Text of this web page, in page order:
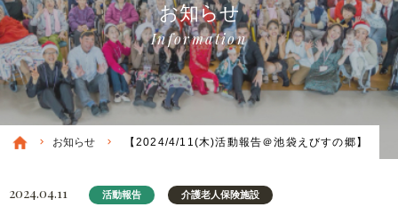
お知らせ
Information
お知らせ 【2024/4/11(木)活動報告＠池袋えびすの郷】
2024.04.11 活動報告 介護老人保険施設